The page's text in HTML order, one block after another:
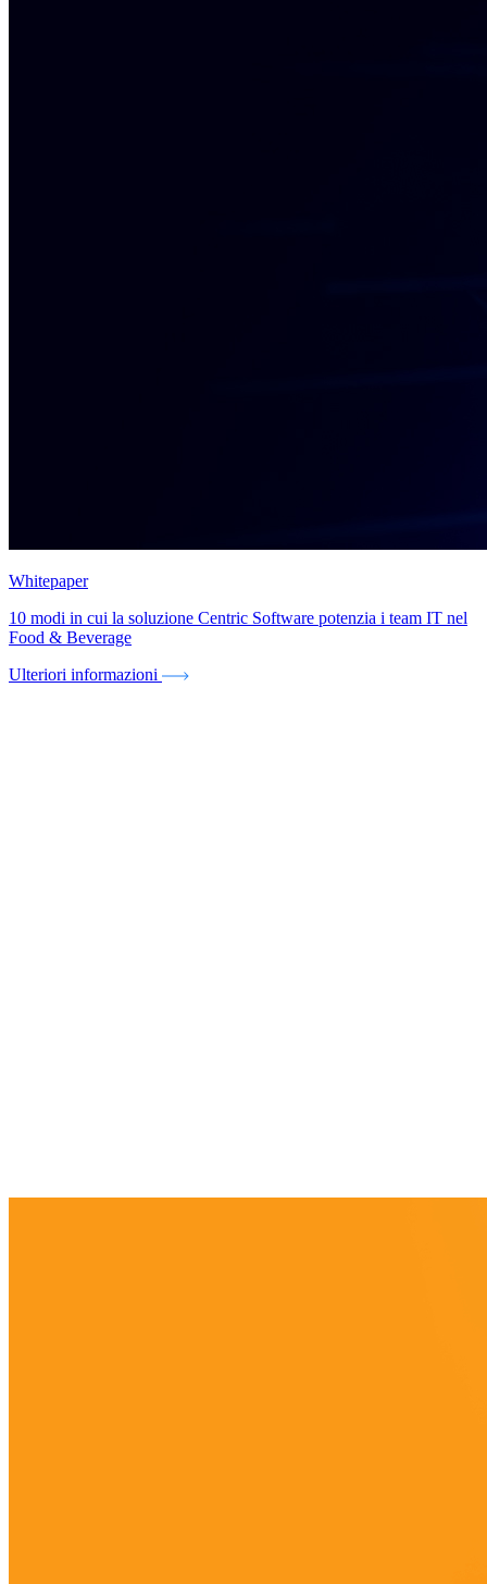
Whitepaper
10 modi in cui la soluzione Centric Software potenzia i team IT nel
Food & Beverage
Ulteriori informazioni